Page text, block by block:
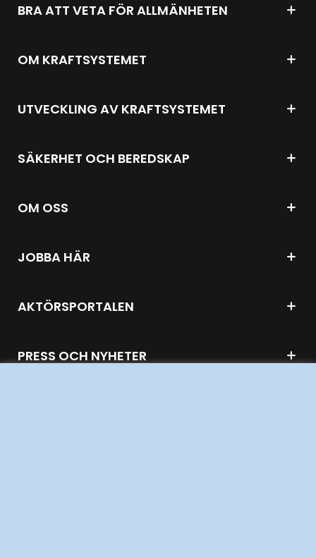
BRA ATT VETA FÖR ALLMÄNHETEN
OM KRAFTSYSTEMET
UTVECKLING AV KRAFTSYSTEMET
SÄKERHET OCH BEREDSKAP
OM OSS
JOBBA HÄR
AKTÖRSPORTALEN
PRESS OCH NYHETER